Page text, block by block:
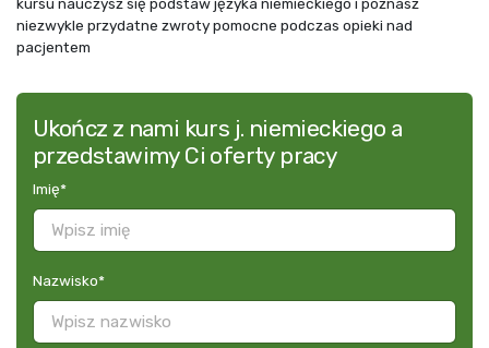
niezwykle przydatne zwroty pomocne podczas opieki nad
pacjentem
Ukończ z nami kurs j. niemieckiego a
przedstawimy Ci oferty pracy
Imię*
Nazwisko*